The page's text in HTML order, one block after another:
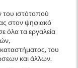
του ιστότοπού
στον ψηφιακό
όλα τα εργαλεία
του
και άλλων.